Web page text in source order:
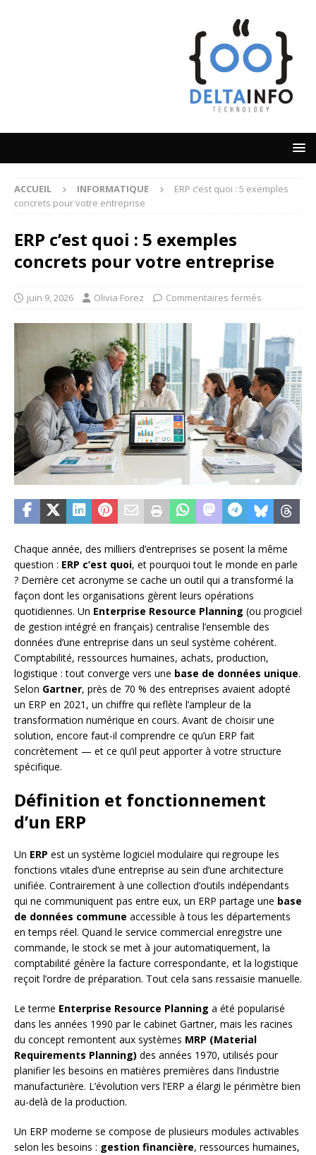
ACCUEIL INFORMATIQUE
ERP c’est quoi : 5 exemples
concrets pour votre entreprise
ERP c’est quoi : 5 exemples
concrets pour votre entreprise
juin 9, 2026 Olivia Forez Commentaires fermés
Chaque année, des milliers d’entreprises se posent la même
question : ERP c’est quoi, et pourquoi tout le monde en parle
? Derrière cet acronyme se cache un outil qui a transformé la
façon dont les organisations gèrent leurs opérations
quotidiennes. Un Enterprise Resource Planning (ou progiciel
de gestion intégré en français) centralise l’ensemble des
données d’une entreprise dans un seul système cohérent.
Comptabilité, ressources humaines, achats, production,
logistique : tout converge vers une base de données unique.
Selon Gartner, près de 70 % des entreprises avaient adopté
un ERP en 2021, un chiffre qui reflète l’ampleur de la
transformation numérique en cours. Avant de choisir une
solution, encore faut-il comprendre ce qu’un ERP fait
concrètement — et ce qu’il peut apporter à votre structure
spécifique.
Définition et fonctionnement
d’un ERP
Un ERP est un système logiciel modulaire qui regroupe les
fonctions vitales d’une entreprise au sein d’une architecture
unifiée. Contrairement à une collection d’outils indépendants
qui ne communiquent pas entre eux, un ERP partage une base
de données commune accessible à tous les départements
en temps réel. Quand le service commercial enregistre une
commande, le stock se met à jour automatiquement, la
comptabilité génère la facture correspondante, et la logistique
reçoit l’ordre de préparation. Tout cela sans ressaisie manuelle.
Le terme Enterprise Resource Planning a été popularisé
dans les années 1990 par le cabinet Gartner, mais les racines
du concept remontent aux systèmes MRP (Material
Requirements Planning) des années 1970, utilisés pour
planifier les besoins en matières premières dans l’industrie
manufacturière. L’évolution vers l’ERP a élargi le périmètre bien
au-delà de la production.
Un ERP moderne se compose de plusieurs modules activables
selon les besoins : gestion financière, ressources humaines,